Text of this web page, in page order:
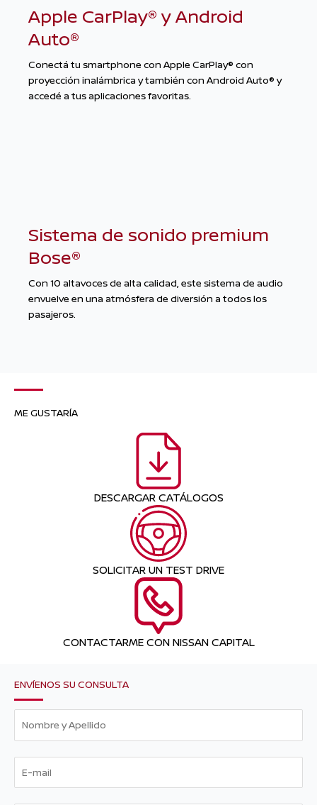
Apple CarPlay® y Android
Auto®
Conectá tu smartphone con Apple CarPlay® con
proyección inalámbrica y también con Android Auto® y
accedé a tus aplicaciones favoritas.
Sistema de sonido premium
Bose®
Con 10 altavoces de alta calidad, este sistema de audio
envuelve en una atmósfera de diversión a todos los
pasajeros.
ME GUSTARÍA
DESCARGAR CATÁLOGOS
SOLICITAR UN TEST DRIVE
CONTACTARME CON NISSAN CAPITAL
ENVÍENOS SU CONSULTA